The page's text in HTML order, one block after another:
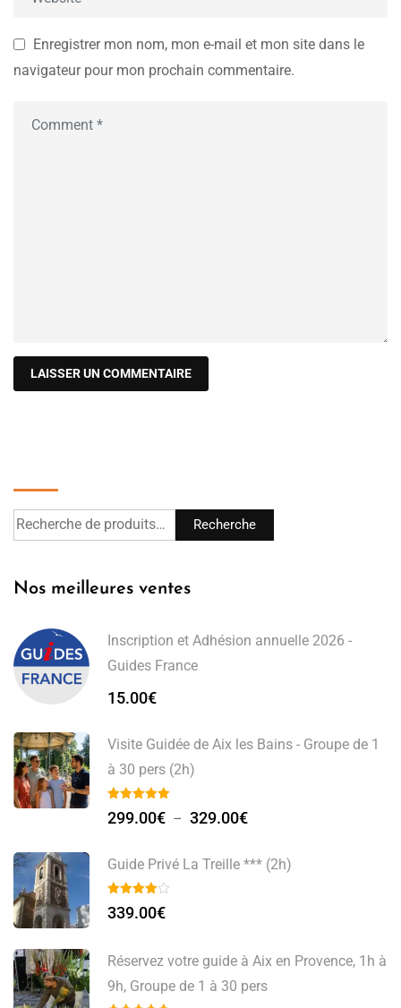
Enregistrer mon nom, mon e-mail et mon site dans le
navigateur pour mon prochain commentaire.
Recherche
Nos meilleures ventes
Inscription et Adhésion annuelle 2026 -
Guides France
15.00€
Visite Guidée de Aix les Bains - Groupe de 1
à 30 pers (2h)
299.00€ – 329.00€
Guide Privé La Treille *** (2h)
339.00€
Réservez votre guide à Aix en Provence, 1h à
9h, Groupe de 1 à 30 pers